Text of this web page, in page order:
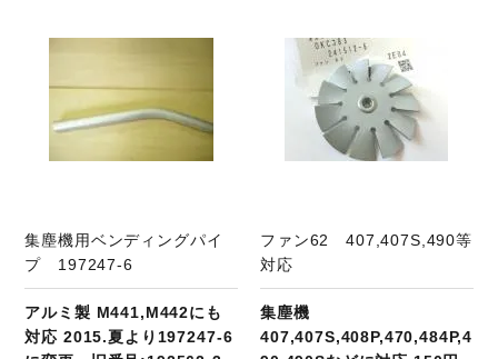
集塵機用ベンディングパイ
プ 197247-6
アルミ製 M441,M442にも
対応 2015.夏より197247-6
ファン62 407,407S,490等
対応
集塵機
407,407S,408P,470,484P,4